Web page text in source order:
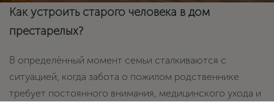
Как устроить старого человека в дом
престарелых?
В определённый момент семьи сталкиваются с
ситуацией, когда забота о пожилом родственнике
требует постоянного внимания, медицинского ухода и